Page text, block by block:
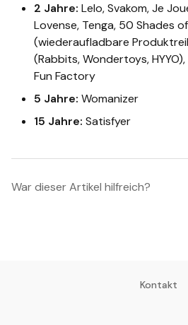
2 Jahre: Lelo, Svakom, Je
Lovense, Tenga, 50 Shades
(wiederaufladbare
(Rabbits, Wondertoys,
Fun Factory
5 Jahre: Womanizer
15 Jahre: Satisfyer
War dieser Artikel hilfreich?
Kontakt